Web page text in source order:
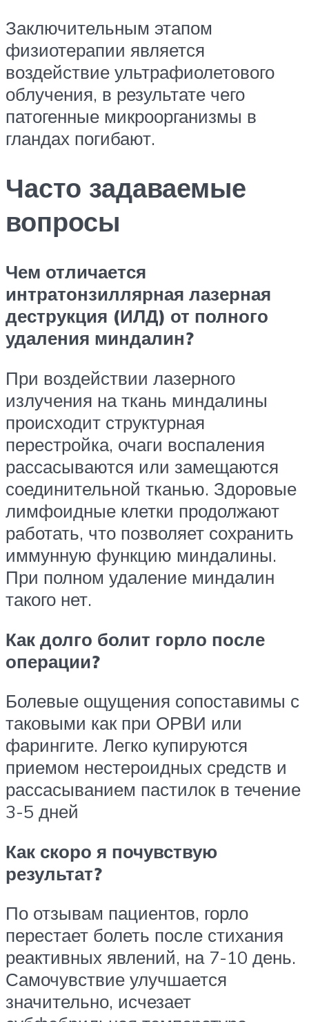
Заключительным этапом
физиотерапии является
воздействие ультрафиолетового
облучения, в результате чего
патогенные микроорганизмы в
гландах погибают.
Часто задаваемые
вопросы
Чем отличается
интратонзиллярная лазерная
деструкция (ИЛД) от полного
удаления миндалин?
При воздействии лазерного
излучения на ткань миндалины
происходит структурная
перестройка, очаги воспаления
рассасываются или замещаются
соединительной тканью. Здоровые
лимфоидные клетки продолжают
работать, что позволяет сохранить
иммунную функцию миндалины.
При полном удаление миндалин
такого нет.
Как долго болит горло после
операции?
Болевые ощущения сопоставимы с
таковыми как при ОРВИ или
фарингите. Легко купируются
приемом нестероидных средств и
рассасыванием пастилок в течение
3-5 дней
Как скоро я почувствую
результат?
По отзывам пациентов, горло
перестает болеть после стихания
реактивных явлений, на 7-10 день.
Самочувствие улучшается
значительно, исчезает